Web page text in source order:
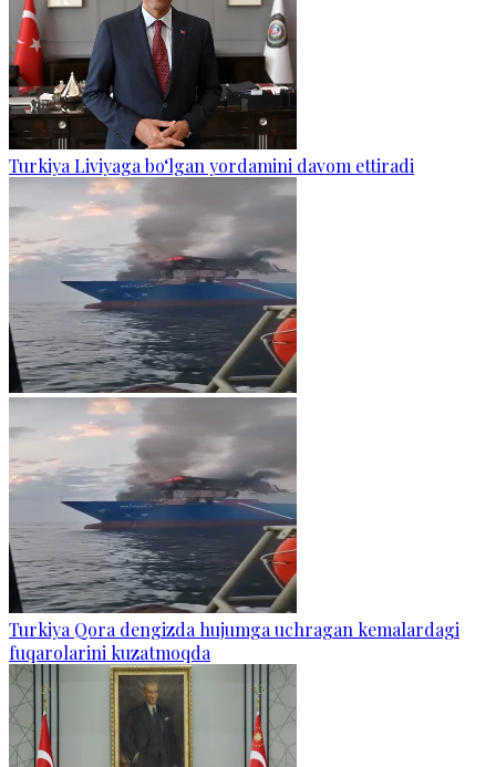
Turkiya Liviyaga bo‘lgan yordamini davom ettiradi
Turkiya Qora dengizda hujumga uchragan kemalardagi
fuqarolarini kuzatmoqda